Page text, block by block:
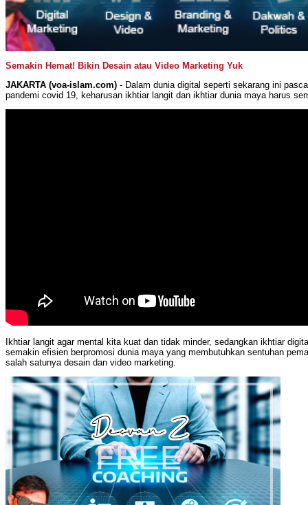
Semakin Hemat! Bikin Desain atau Video Marketing Yuk
JAKARTA (voa-islam.com) - Dalam dunia digital seperti sekarang ini
pandemi covid 19, keharusan ikhtiar langit dan ikhtiar dunia maya harus
Ikhtiar langit agar mental kita kuat dan tidak minder, sedangkan ikhtiar
semakin efisien berpromosi dunia maya yang membutuhkan sentuhan
salah satunya desain dan video marketing.